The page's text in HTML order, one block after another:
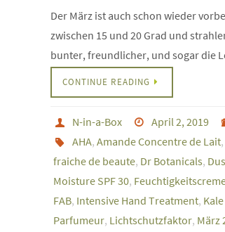
Der März ist auch schon wieder
zwischen 15 und 20 Grad und
bunter, freundlicher, und sogar die
CONTINUE READING
N-in-a-Box April 2, 2019
AHA, Amande Concentre de Lait,
fraiche de beaute, Dr Botanicals,
Moisture SPF 30,
FAB, Intensive Hand Treatment,
Parfumeur, Lichtschutzfaktor, März